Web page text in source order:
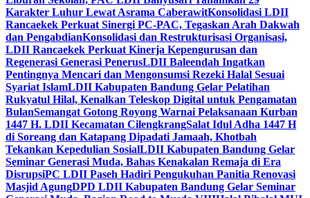
Karakter Luhur Lewat Asrama CaberawitKonsolidasi LDII
Rancaekek Perkuat Sinergi PC-PAC, Tegaskan Arah Dakwah
dan PengabdianKonsolidasi dan Restrukturisasi Organisasi,
LDII Rancaekek Perkuat Kinerja Kepengurusan dan
Regenerasi Generasi PenerusLDII Baleendah Ingatkan
Pentingnya Mencari dan Mengonsumsi Rezeki Halal Sesuai
Syariat IslamLDII Kabupaten Bandung Gelar Pelatihan
Rukyatul Hilal, Kenalkan Teleskop Digital untuk Pengamatan
BulanSemangat Gotong Royong Warnai Pelaksanaan Kurban
1447 H. LDII Kecamatan CilengkrangSalat Idul Adha 1447 H
di Soreang dan Katapang Dipadati Jamaah, Khotbah
Tekankan Kepedulian SosialLDII Kabupaten Bandung Gelar
Seminar Generasi Muda, Bahas Kenakalan Remaja di Era
DisrupsiPC LDII Paseh Hadiri Pengukuhan Panitia Renovasi
Masjid AgungDPD LDII Kabupaten Bandung Gelar Seminar